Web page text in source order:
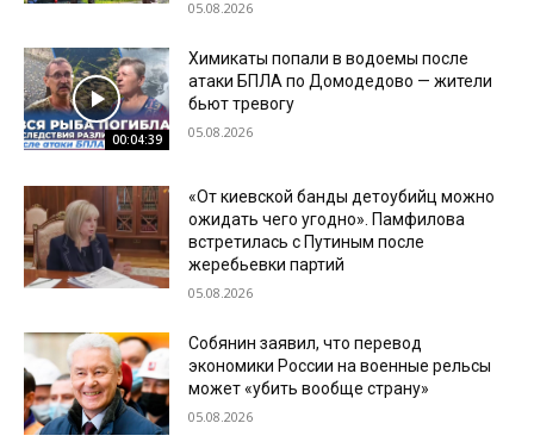
05.08.2026
00:04:39
Химикаты попали в водоемы после
атаки БПЛА по Домодедово — жители
бьют тревогу
05.08.2026
«От киевской банды детоубийц можно
ожидать чего угодно». Памфилова
встретилась с Путиным после
жеребьевки партий
05.08.2026
Собянин заявил, что перевод
экономики России на военные рельсы
может «убить вообще страну»
05.08.2026